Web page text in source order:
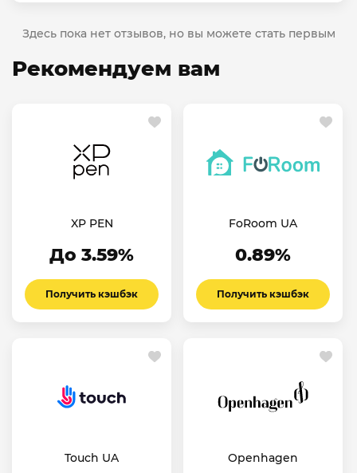
Здесь пока нет отзывов, но вы можете стать первым
Рекомендуем вам
XP PEN
До 3.59%
Получить кэшбэк
FoRoom UA
0.89%
Получить кэшбэк
Touch UA Openhagen